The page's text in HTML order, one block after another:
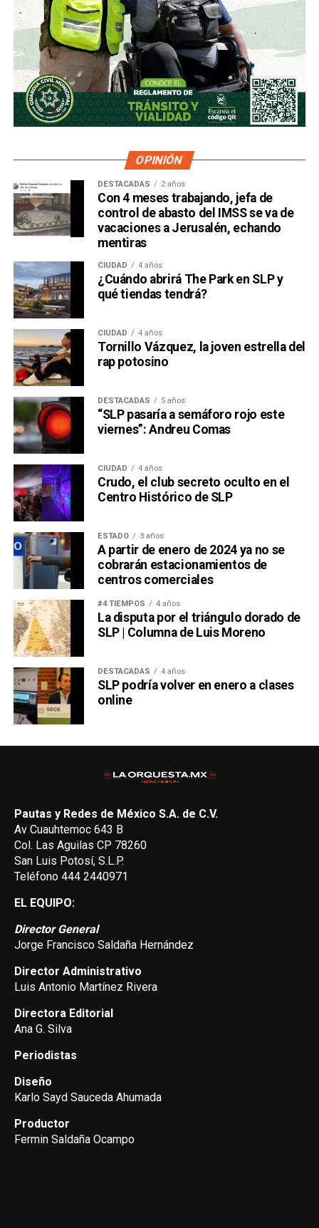
OPINIÓN
DESTACADAS 2 años
Con 4 meses trabajando, jefa de
control de abasto del IMSS se va de
vacaciones a Jerusalén, echando
mentiras
CIUDAD 4 años
¿Cuándo abrirá The Park en SLP y
qué tiendas tendrá?
CIUDAD 4 años
Tornillo Vázquez, la joven estrella del
rap potosino
DESTACADAS 5 años
“SLP pasaría a semáforo rojo este
viernes”: Andreu Comas
CIUDAD 4 años
Crudo, el club secreto oculto en el
Centro Histórico de SLP
ESTADO 3 años
A partir de enero de 2024 ya no se
cobrarán estacionamientos de
centros comerciales
#4 TIEMPOS 4 años
La disputa por el triángulo dorado de
SLP | Columna de Luis Moreno
DESTACADAS 4 años
SLP podría volver en enero a clases
online
Pautas y Redes de México S.A. de C.V.
Av Cuauhtemoc 643 B
Col. Las Aguilas CP 78260
San Luis Potosí, S.L.P.
Teléfono 444 2440971
EL EQUIPO:
Director General
Jorge Francisco Saldaña Hernández
Director Administrativo
Luis Antonio Martínez Rivera
Directora Editorial
Ana G. Silva
Periodistas
Diseño
Karlo Sayd Sauceda Ahumada
Productor
Fermin Saldaña Ocampo